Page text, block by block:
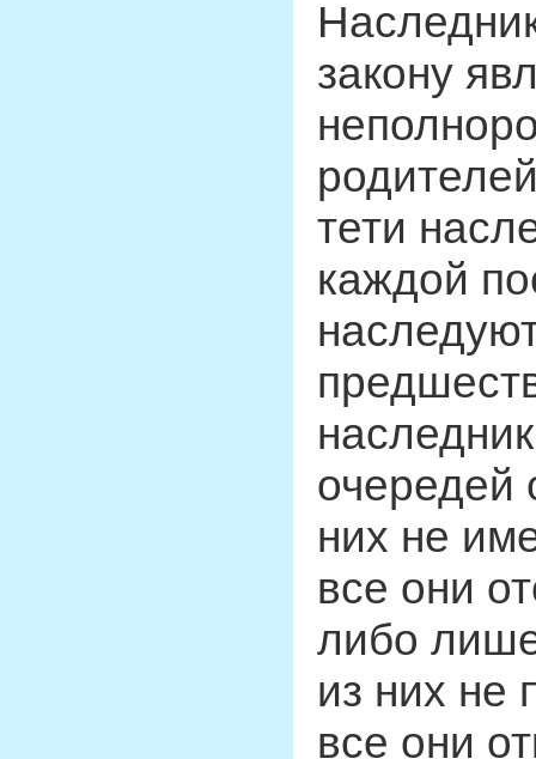
закону
тети
каждой
очередей
них не
все они
либо
из них не
все они